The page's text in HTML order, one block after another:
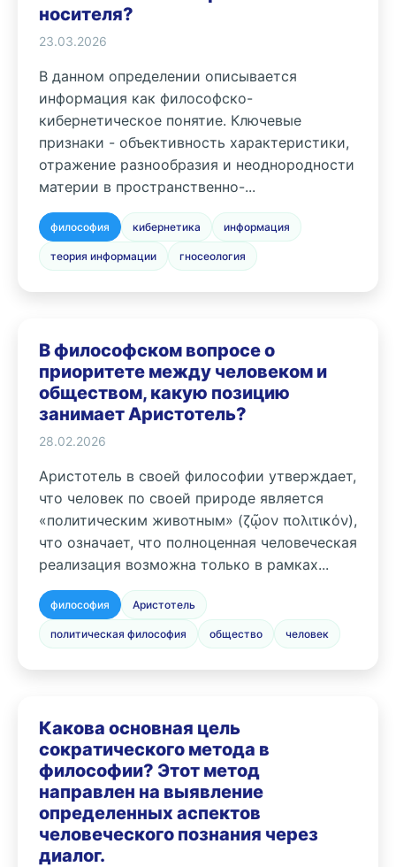
носителя?
23.03.2026
В данном определении описывается
информация как философско-
кибернетическое понятие. Ключевые
признаки - объективность характеристики,
отражение разнообразия и неоднородности
материи в пространственно-...
философия кибернетика информация
теория информации гносеология
В философском вопросе о
приоритете между человеком и
обществом, какую позицию
занимает Аристотель?
28.02.2026
Аристотель в своей философии утверждает,
что человек по своей природе является
«политическим животным» (ζῷον πολιτικόν),
что означает, что полноценная человеческая
реализация возможна только в рамках...
философия Аристотель
политическая философия общество человек
Какова основная цель
сократического метода в
философии? Этот метод
направлен на выявление
определенных аспектов
человеческого познания через
диалог.